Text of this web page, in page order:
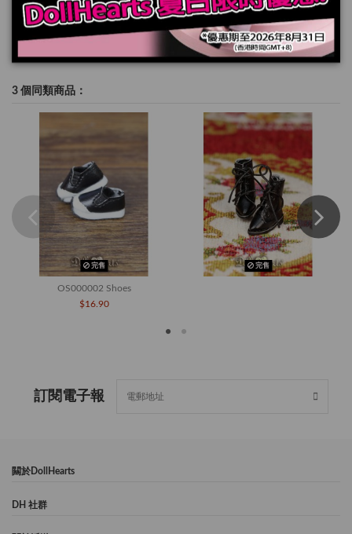
規格
3 個同類商品：
完售
OS000002 Shoes
$16.90
完售
訂閱電子報
闗於DollHearts
DH 社群